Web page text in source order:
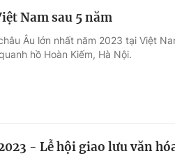
Nam sau 5 năm
Âu lớn nhất năm 2023 tại Việt
hồ Hoàn Kiếm, Hà Nội.
- Lễ hội giao lưu văn